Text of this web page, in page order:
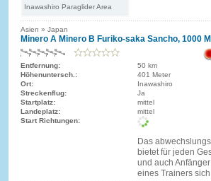
Inawashiro Paraglider Area
Asien » Japan
Minero A Minero B Furiko-saka Sancho, 1000
Entfernung:
50 km
Höhenuntersch.:
401 Meter
Ort:
Inawashiro
Streckenflug:
Ja
Startplatz:
mittel
Landeplatz:
mittel
Start Richtungen:
Das
bietet für jeden
und auch
eines Trainers